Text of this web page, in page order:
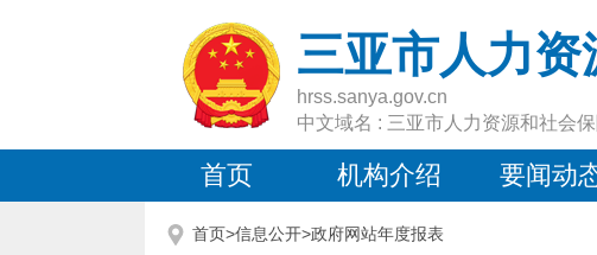
三亚市人力
hrss.sanya.gov.cn
中文域名 : 三亚市人力资源和社会
首页 机构介绍 要闻动
首页>信息公开>政府网站年度报表